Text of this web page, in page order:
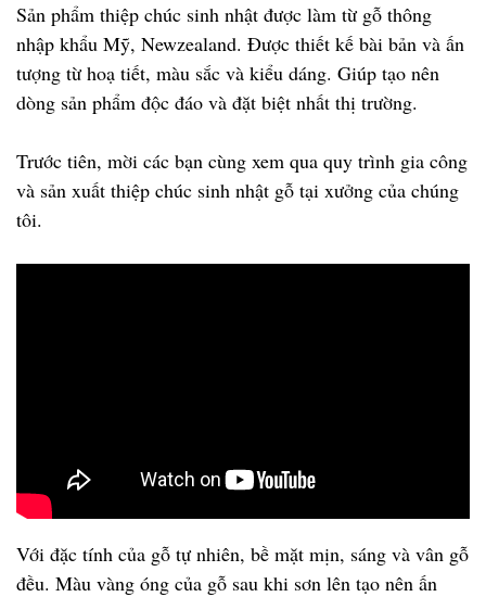
Sản phẩm thiệp chúc sinh nhật được làm từ gỗ thông
nhập khẩu Mỹ, Newzealand. Được thiết kế bài bản và ấn
tượng từ hoạ tiết, màu sắc và kiểu dáng. Giúp tạo nên
dòng sản phẩm độc đáo và đặt biệt nhất thị trường.
Trước tiên, mời các bạn cùng xem qua quy trình gia công
và sản xuất thiệp chúc sinh nhật gỗ tại xưởng của chúng
tôi.
Với đặc tính của gỗ tự nhiên, bề mặt mịn, sáng và vân gỗ
đều. Màu vàng óng của gỗ sau khi sơn lên tạo nên ấn